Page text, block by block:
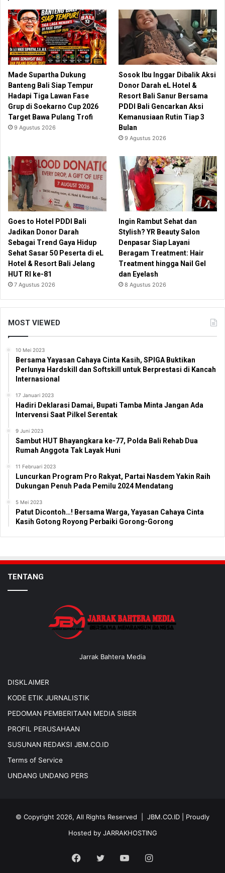
Made Supartha Dukung
Banteng Bali Siap Tempur
Hadapi Tiga Lawan Fase
Grup di Soekarno Cup 2026
Target Bawa Pulang Trofi
9 Agustus 2026
Sosok Ibu Inggar Dibalik Aksi
Donor Darah eL Hotel &
Resort Bali Sanur Bersama
PDDI Bali Gencarkan Aksi
Kemanusiaan Rutin Tiap 3
Bulan
9 Agustus 2026
Goes to Hotel PDDI Bali
Jadikan Donor Darah
Sebagai Trend Gaya Hidup
Sehat Sasar 50 Peserta di eL
Hotel & Resort Bali Jelang
HUT RI ke-81
7 Agustus 2026
Ingin Rambut Sehat dan
Stylish? YR Beauty Salon
Denpasar Siap Layani
Beragam Treatment: Hair
Treatment hingga Nail Gel
dan Eyelash
8 Agustus 2026
MOST VIEWED
10 Mei 2023
Bersama Yayasan Cahaya Cinta Kasih, SPIGA Buktikan
Perlunya Hardskill dan Softskill untuk Berprestasi di Kancah
Internasional
17 Januari 2023
Hadiri Deklarasi Damai, Bupati Tamba Minta Jangan Ada
Intervensi Saat Pilkel Serentak
9 Juni 2023
Sambut HUT Bhayangkara ke-77, Polda Bali Rehab Dua
Rumah Anggota Tak Layak Huni
11 Februari 2023
Luncurkan Program Pro Rakyat, Partai Nasdem Yakin Raih
Dukungan Penuh Pada Pemilu 2024 Mendatang
5 Mei 2023
Patut Dicontoh…! Bersama Warga, Yayasan Cahaya Cinta
Kasih Gotong Royong Perbaiki Gorong-Gorong
TENTANG
Jarrak Bahtera Media
DISKLAIMER
KODE ETIK JURNALISTIK
PEDOMAN PEMBERITAAN MEDIA SIBER
PROFIL PERUSAHAAN
SUSUNAN REDAKSI JBM.CO.ID
Terms of Service
UNDANG UNDANG PERS
© Copyright 2026, All Rights Reserved | JBM.CO.ID | Proudly
Hosted by JARRAKHOSTING
Facebook
Twitter YouTubeInstagram